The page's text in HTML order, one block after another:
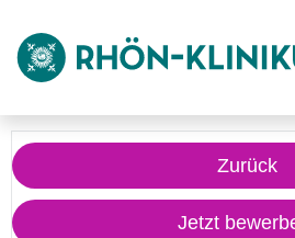
Stellenangebote
Bewerbungstipps
Zurück
Jetzt